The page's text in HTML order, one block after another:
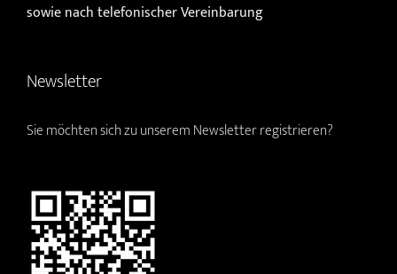
sowie nach telefonischer Vereinbarung
Newsletter
Sie möchten sich zu unserem Newsletter registrieren?